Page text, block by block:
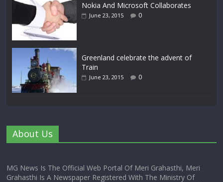
Nokia And Microsoft Collaborates
June 23, 2015 0
Greenland celebrate the advent of
Train
June 23, 2015 0
About Us
MG News Is The Official Web Portal Of Meri Grahasthi, Meri
Grahasthi Is A Newspaper Registered With The Ministry Of